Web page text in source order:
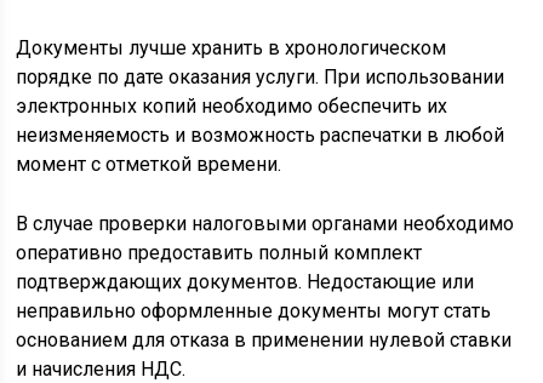
Документы лучше хранить в хронологическом
порядке по дате оказания услуги. При использовании
электронных копий необходимо обеспечить их
неизменяемость и возможность распечатки в любой
момент с отметкой времени.
В случае проверки налоговыми органами необходимо
оперативно предоставить полный комплект
подтверждающих документов. Недостающие или
неправильно оформленные документы могут стать
основанием для отказа в применении нулевой ставки
и начисления НДС.